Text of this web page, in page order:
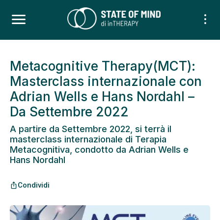
Metacognitive Therapy(MCT):
Masterclass internazionale con
Adrian Wells e Hans Nordahl –
Da Settembre 2022
A partire da Settembre 2022, si terrà il
masterclass internazionale di Terapia
Metacognitiva, condotto da Adrian Wells e
Hans Nordahl
ios_shareCondividi